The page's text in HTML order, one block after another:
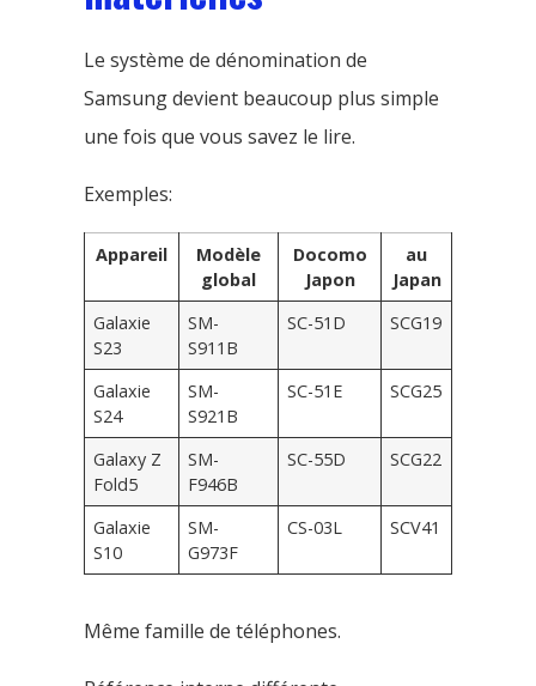
Le système de dénomination de
Samsung devient beaucoup plus simple
une fois que vous savez le lire.
Exemples:
Appareil
Modèle
global
Docomo
Japon
au
Japan
Galaxie
S23
SM-
S911B
SC-51D SCG19
Galaxie
S24
SM-
S921B
SC-51E SCG25
Galaxy Z
Fold5
SM-
F946B
SC-55D SCG22
Galaxie
S10
SM-
G973F
CS-03L SCV41
Même famille de téléphones.